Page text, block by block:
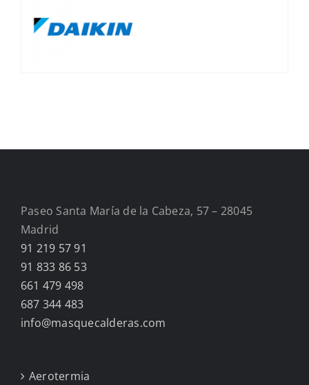
Paseo Santa María de la Cabeza, 57 – 28045
Madrid
91 219 57 91
91 833 86 53
661 479 498
687 344 483
info@masquecalderas.com
Aerotermia